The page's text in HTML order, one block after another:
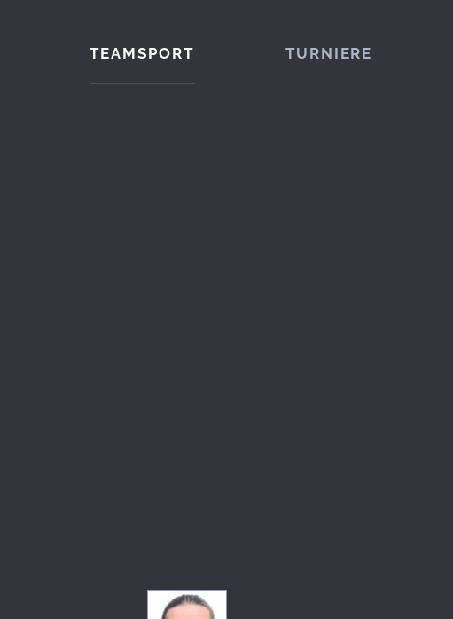
TEAMSPORT TURNIERE